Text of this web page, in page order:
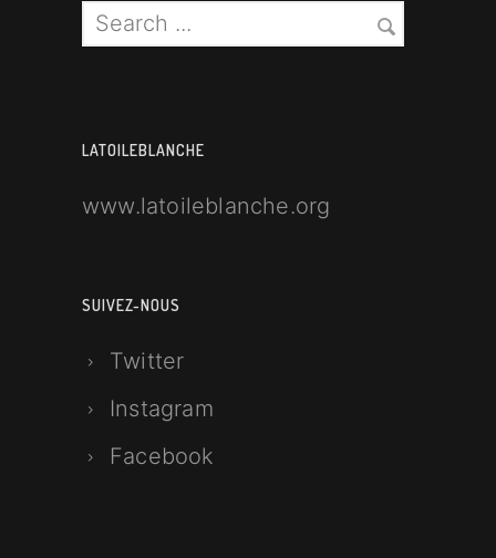
LATOILEBLANCHE
www.latoileblanche.org
SUIVEZ-NOUS
Twitter
Instagram
Facebook